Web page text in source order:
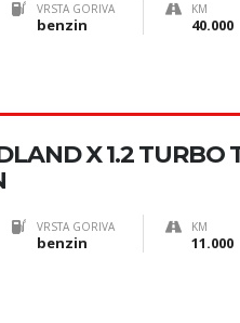
VRSTA GORIVA
benzin
KM
40.000
X 1.2 TURBO
VRSTA GORIVA
benzin
KM
11.000